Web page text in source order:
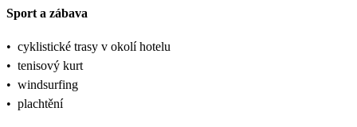
Sport a zábava
• cyklistické trasy v okolí hotelu
• tenisový kurt
• windsurfing
• plachtění